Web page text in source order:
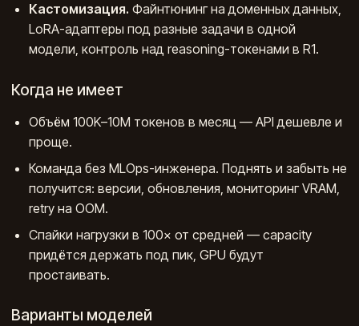
Кастомизация. Файнтюнинг на доменных данных,
LoRA-адаптеры под разные задачи в одной
модели, контроль над reasoning-токенами в R1.
Когда не имеет
Объём 100K–10M токенов в месяц — API дешевле и
проще.
Команда без MLOps-инженера. Поднять и забыть не
получится: версии, обновления, мониторинг VRAM,
retry на OOM.
Спайки нагрузки в 100× от средней — capacity
придётся держать под пик, GPU будут
простаивать.
Варианты моделей